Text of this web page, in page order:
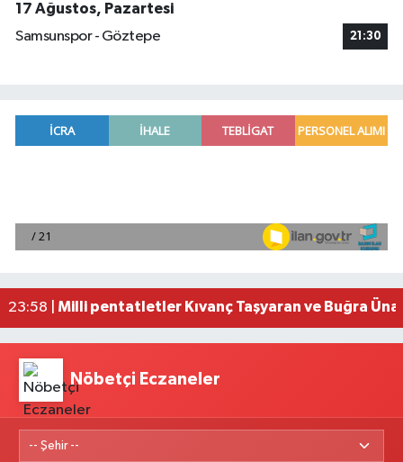
17 Ağustos, Pazartesi
Samsunspor - Göztepe
21:30
00:39 |
Mersin'de uyuşturucu operasyonunda 190
23:58 | Milli pentatletler Kıvanç Taşyaran ve Buğra
Nöbetçi Eczaneler